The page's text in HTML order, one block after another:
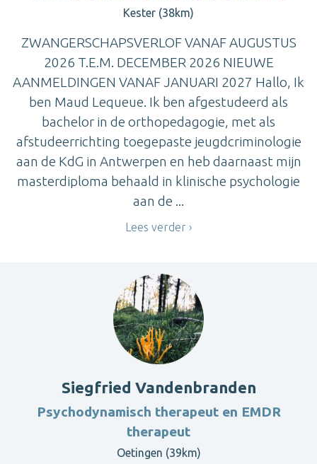
Kester (38km)
ZWANGERSCHAPSVERLOF VANAF AUGUSTUS
2026 T.E.M. DECEMBER 2026 NIEUWE
AANMELDINGEN VANAF JANUARI 2027 Hallo, Ik
ben Maud Lequeue. Ik ben afgestudeerd als
bachelor in de orthopedagogie, met als
afstudeerrichting toegepaste jeugdcriminologie
aan de KdG in Antwerpen en heb daarnaast mijn
masterdiploma behaald in klinische psychologie
aan de ...
Lees verder
Siegfried Vandenbranden
Psychodynamisch therapeut en EMDR
therapeut
Oetingen (39km)